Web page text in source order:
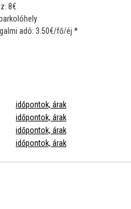
8€
adó: 3.50€/fő/éj *
időpontok, árak
időpontok, árak
időpontok, árak
időpontok, árak